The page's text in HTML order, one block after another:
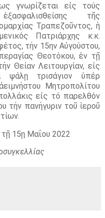
γνωρίζεται εἰς τούς
τῆς
Τραπεζοῦντος, ἡ
Πατριάρχης κ.κ.
τήν 15ην Αὐγούστου,
Θεοτόκου, ἐν τῇ
Θείαν Λειτουργίαν, εἰς
τρισάγιον ὑπέρ
Μητροπολίτου
εἰς τό παρελθόν
τήν πανήγυριν τοῦ ἱεροῦ
τῇ 15ῃ Μαΐου 2022